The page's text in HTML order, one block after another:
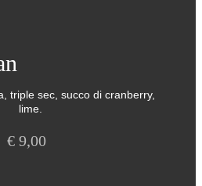
triple sec, succo di cranberry,
lime.
€ 9,00